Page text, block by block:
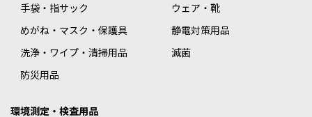
手袋・指サック
ウェア・靴
めがね・マスク・保護具
静電対策用品
洗浄・ワイプ・清掃用品
滅菌
防災用品
環境測定・検査用品